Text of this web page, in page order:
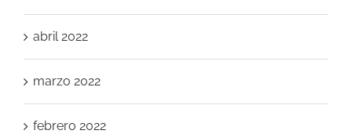
abril 2022
marzo 2022
febrero 2022